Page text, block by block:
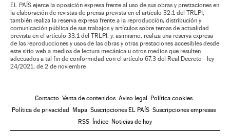
EL PAÍS ejerce la oposición expresa frente al uso de sus obras y prestaciones en
la elaboración de revistas de prensa prevista en el artículo 32.1 del TRLPI;
también realiza la reserva expresa frente a la reproducción, distribución y
comunicación pública de sus trabajos y artículos sobre temas de actualidad
prevista en el artículo 33.1 del TRLPI; y, asimismo, realiza una reserva expresa
de las reproducciones y usos de las obras y otras prestaciones accesibles desde
este sitio web a medios de lectura mecánica u otros medios que resulten
adecuados a tal fin de conformidad con el artículo 67.3 del Real Decreto - ley
24/2021, de 2 de noviembre
Contacto Venta de contenidos Aviso legal Política cookies
Política de privacidad Mapa Suscripciones EL PAÍS Suscripciones empresas
RSS Índice Noticias de hoy